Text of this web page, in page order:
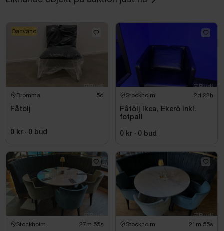
Bromma 5d
Fåtölj
0 kr · 0 bud
Oanvänd
Stockholm 2d 22h
Fåtölj Ikea, Ekerö inkl.
fotpall
0 kr · 0 bud
Stockholm 27m 54s Stockholm 21m 54s